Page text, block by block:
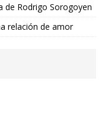
de Rodrigo Sorogoyen
relación de amor